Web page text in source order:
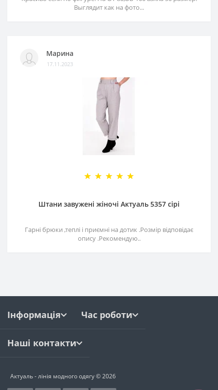
Выглядит как на фото...
Марина
17.11.2023
Штани завужені жіночі Актуаль 5357 сірі
Гарні брюки ,теплі і приємні на дотик .Розмір відповідає
опису .Рекомендую..
Інформація Час роботи
Наші контакти
Актуаль - лінія модного одягу © 2026